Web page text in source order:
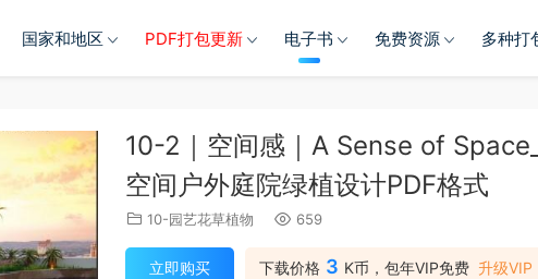
国家和地区 PDF打包更新 电子书 免费资源 多种打
10-2｜空间感｜A Sense of
空间户外庭院绿植设计PDF格式
10-园艺花草植物 659
下载价格 3 K币，包年VIP免费 升级VIP
立即购买